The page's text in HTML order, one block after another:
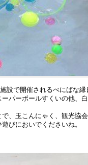
設で開催されるべにばな縁
パーボールすくいの他、
、玉こんにゃく、観光協
びにおいでくださいね。